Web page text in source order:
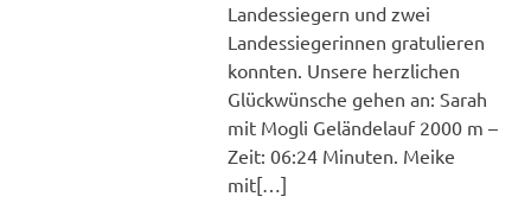
Landessiegern und zwei
Landessiegerinnen gratulieren
konnten. Unsere herzlichen
Glückwünsche gehen an: Sarah
mit Mogli Geländelauf 2000 m –
Zeit: 06:24 Minuten. Meike
mit[…]